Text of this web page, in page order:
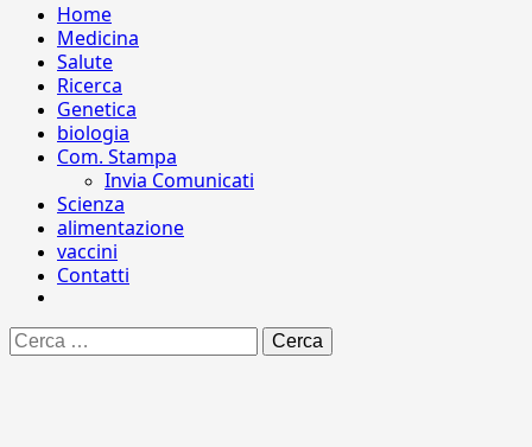
Home
Medicina
Salute
Ricerca
Genetica
biologia
Com. Stampa
Invia Comunicati
Scienza
alimentazione
vaccini
Contatti
Ricerca
per: